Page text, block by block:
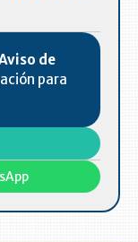
de
para